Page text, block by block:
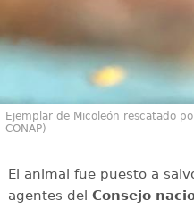
Ejemplar de Micoleón rescatado
CONAP)
El animal fue puesto a
agentes del Consejo